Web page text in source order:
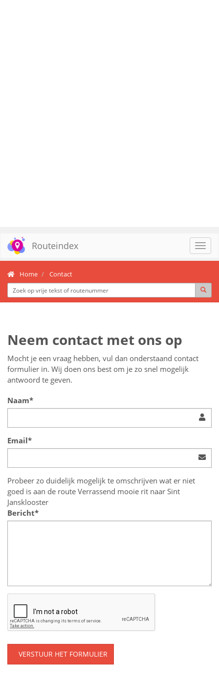
Routeindex
Home Contact
Neem contact met ons op
Mocht je een vraag hebben, vul dan onderstaand contact
formulier in. Wij doen ons best om je zo snel mogelijk
antwoord te geven.
Naam*
Email*
Probeer zo duidelijk mogelijk te omschrijven wat er niet
goed is aan de route Verrassend mooie rit naar Sint
Jansklooster
Bericht*
VERSTUUR HET FORMULIER